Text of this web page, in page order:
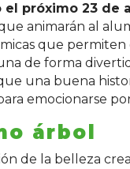
el próximo 23 de
animarán al
que
de forma
una buena
emocionarse
árbol
de la belleza